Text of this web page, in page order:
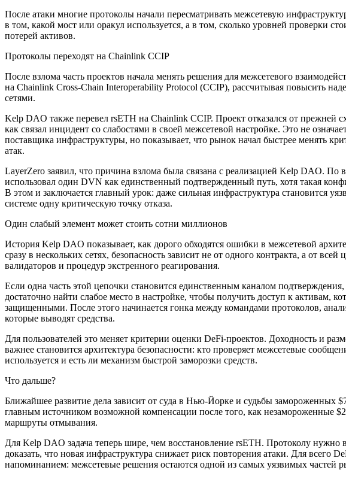
После атаки многие протоколы начали пересматривать межсетевую
в том, какой мост или оракул используется, а в том, сколько уровней проверки
потерей активов.
Протоколы переходят на Chainlink CCIP
После взлома часть проектов начала менять решения для межсетевого
на Chainlink Cross-Chain Interoperability Protocol (CCIP), рассчитывая повысить
сетями.
Kelp DAO также перевел rsETH на Chainlink CCIP. Проект отказался от прежней
как связал инцидент со слабостями в своей межсетевой настройке. Это не
поставщика инфраструктуры, но показывает, что рынок начал быстрее менять
атак.
LayerZero заявил, что причина взлома была связана с реализацией Kelp DAO. По
использовал один DVN как единственный подтвержденный путь, хотя такая
В этом и заключается главный урок: даже сильная инфраструктура становится
системе одну критическую точку отказа.
Один слабый элемент может стоить сотни миллионов
История Kelp DAO показывает, как дорого обходятся ошибки в межсетевой
сразу в нескольких сетях, безопасность зависит не от одного контракта, а от
валидаторов и процедур экстренного реагирования.
Если одна часть этой цепочки становится единственным каналом подтверждения,
достаточно найти слабое место в настройке, чтобы получить доступ к активам,
защищенными. После этого начинается гонка между командами протоколов,
которые выводят средства.
Для пользователей это меняет критерии оценки DeFi-проектов. Доходность и
важнее становится архитектура безопасности: кто проверяет межсетевые
используется и есть ли механизм быстрой заморозки средств.
Что дальше?
Ближайшее развитие дела зависит от суда в Нью-Йорке и судьбы замороженных
главным источником возможной компенсации после того, как незамороженные
маршруты отмывания.
Для Kelp DAO задача теперь шире, чем восстановление rsETH. Протоколу нужно
доказать, что новая инфраструктура снижает риск повторения атаки. Для всего
напоминанием: межсетевые решения остаются одной из самых уязвимых частей